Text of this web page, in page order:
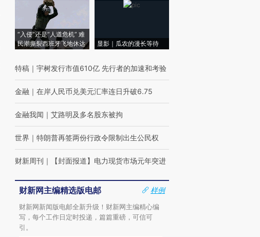
“入侵”还是“人道危机” 难
民潮撕裂西班牙飞地休达
显影｜瓜农的漫长等待
特稿 ｜ 宇树发行市值610亿 先行者的加速和考验
金融 ｜ 在岸人民币兑美元汇率连日升破6.75
金融我闻 ｜ 艾路明及多名股东被拘
世界 ｜ 特朗普再签两份行政令限制出生公民权
财新周刊 ｜ 【封面报道】电力现货市场元年突进
财新网主编精选版电邮
样例
财新网新闻版电邮全新升级！财新网主编精心编
写，每个工作日定时投递，篇篇重磅，可信可
引。